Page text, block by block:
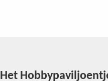
Het